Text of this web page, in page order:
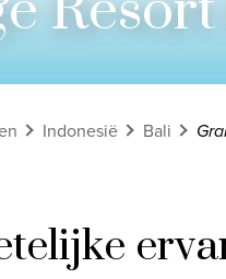
Indonesië Bali